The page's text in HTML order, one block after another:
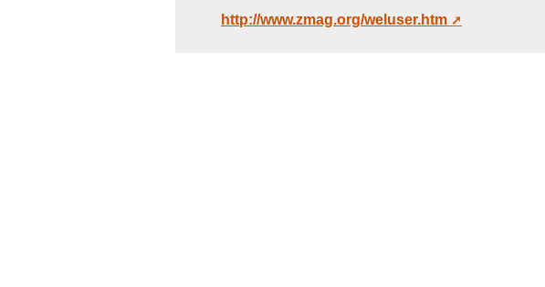
http://www.zmag.org/weluser.htm